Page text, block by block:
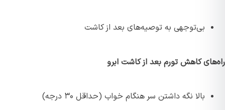
بی‌توجهی به توصیه‌های بعد از کاشت
راه‌های کاهش تورم بعد از کاشت ابرو
بالا نگه داشتن سر هنگام خواب (حداقل ۳۰ درجه)